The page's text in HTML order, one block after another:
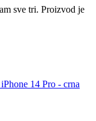
sve tri. Proizvod je
14 Pro - crna